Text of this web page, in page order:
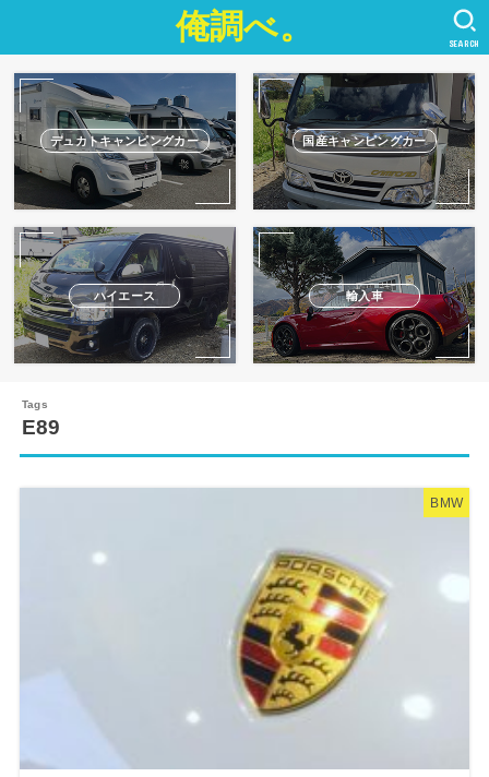
俺調べ。 SEARCH
デュカトキャンピングカー 国産キャンピングカー
ハイエース 輸入車
E89
BMW